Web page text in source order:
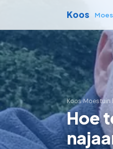
Koos
Koos›Moestuin
Hoe